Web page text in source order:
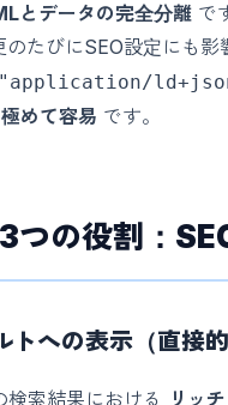
とデータの完全分離 で
たびにSEO設定にも
めて容易 です。
つの役割：
への表示（直接的
索結果における リッ